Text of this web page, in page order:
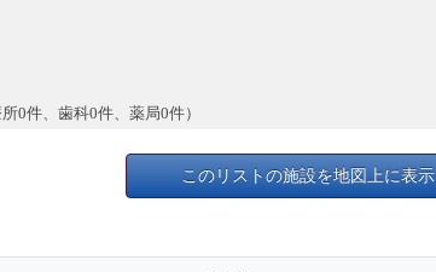
0件、歯科0件、薬局0件）
このリストの施設を地図上に表示